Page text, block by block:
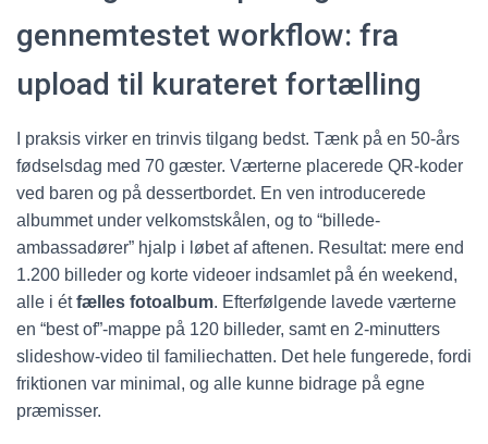
gennemtestet workflow: fra
upload til kurateret fortælling
I praksis virker en trinvis tilgang bedst. Tænk på en 50-års
fødselsdag med 70 gæster. Værterne placerede QR-koder
ved baren og på dessertbordet. En ven introducerede
albummet under velkomstskålen, og to “billede-
ambassadører” hjalp i løbet af aftenen. Resultat: mere end
1.200 billeder og korte videoer indsamlet på én weekend,
alle i étfælles fotoalbum. Efterfølgende lavede værterne
en “best of”-mappe på 120 billeder, samt en 2-minutters
slideshow-video til familiechatten. Det hele fungerede, fordi
friktionen var minimal, og alle kunne bidrage på egne
præmisser.